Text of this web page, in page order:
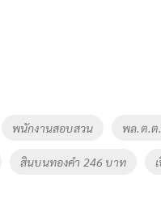
พนักงานสอบสวน พล.ต.ต
สินบนทองคำ 246 บาท